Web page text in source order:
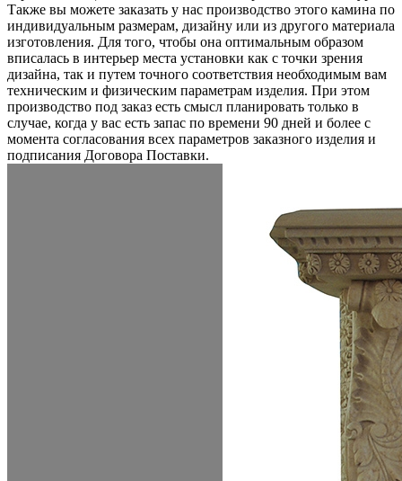
Также вы можете заказать у нас производство этого камина по
индивидуальным размерам, дизайну или из другого материала
изготовления. Для того, чтобы она оптимальным образом
вписалась в интерьер места установки как с точки зрения
дизайна, так и путем точного соответствия необходимым вам
техническим и физическим параметрам изделия. При этом
производство под заказ есть смысл планировать только в
случае, когда у вас есть запас по времени 90 дней и более с
момента согласования всех параметров заказного изделия и
подписания Договора Поставки.